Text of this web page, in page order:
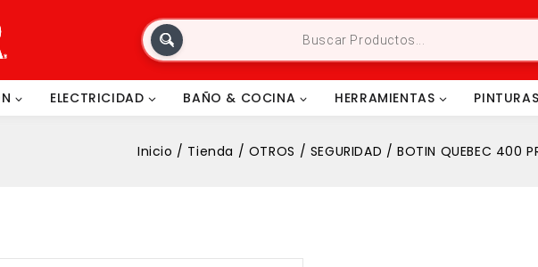
ELECTRICIDAD BAÑO & COCINA HERRAMIENTAS PINTURAS
Inicio / Tienda / OTROS / SEGURIDAD / BOTIN QUEBEC 400